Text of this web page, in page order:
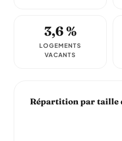
3,6 %
LOGEMENTS
VACANTS
Répartition par taille